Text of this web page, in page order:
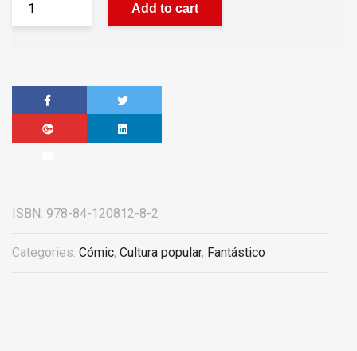
Add to cart
ISBN: 978-84-120812-8-2
Categories: Cómic, Cultura popular, Fantástico